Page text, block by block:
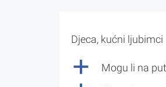
Djeca, kućni ljubimci
a Mogu li na